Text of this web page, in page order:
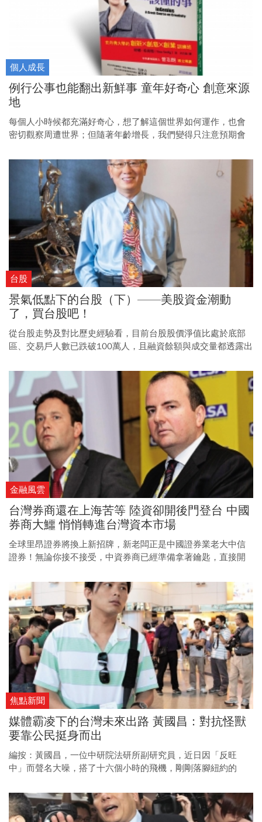
個人成長
例行公事也能翻出新鮮事 童年好奇心 創意來源
地
每個人小時候都充滿好奇心，想了解這個世界如何運作，也會
密切觀察周遭世界；但隨著年齡增長，我們變得只注意預期會
台股
景氣低點下的台股（下）——美股資金潮動
了，買台股吧！
從台股走勢及對比歷史經驗看，目前台股股價淨值比處於底部
區、交易戶人數已跌破100萬人，且融資餘額與成交量都透露出
金融風雲
台灣券商還在上海苦等 陸資卻開後門登台 中國
券商大鱷 悄悄轉進台灣資本市場
全球里昂證券將換上新招牌，新老闆正是中國證券業老大中信
證券！無論你接不接受，中資券商已經準備拿著鑰匙，直接開
接招？
焦點新聞
媒體霸凌下的台灣未來出路 黃國昌：對抗怪獸
要靠公民挺身而出
編按：黃國昌，一位中研院法研所副研究員，近日因「反旺
中」而聲名大噪，搭了十六個小時的飛機，剛剛落腳紐約的
活動的學生。